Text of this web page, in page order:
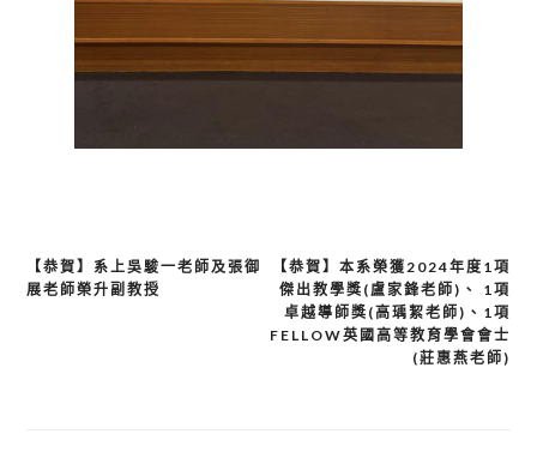
文
【恭賀】本系榮獲2024年度1項
傑出教學獎(盧家鋒老師)、 1項
卓越導師獎(高瑀絜老師)、1項
FELLOW英國高等教育學會會士
(莊惠燕老師)
【恭賀】系上吳駿一老師及張御
展老師榮升副教授